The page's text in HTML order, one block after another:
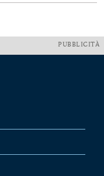
PUBBLICITÀ